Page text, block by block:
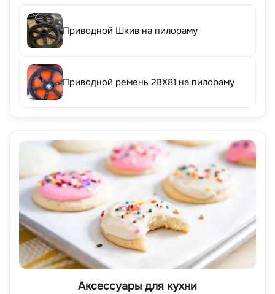
Приводной Шкив на пилораму
Приводной ремень 2BX81 на пилораму
Аксессуары для кухни